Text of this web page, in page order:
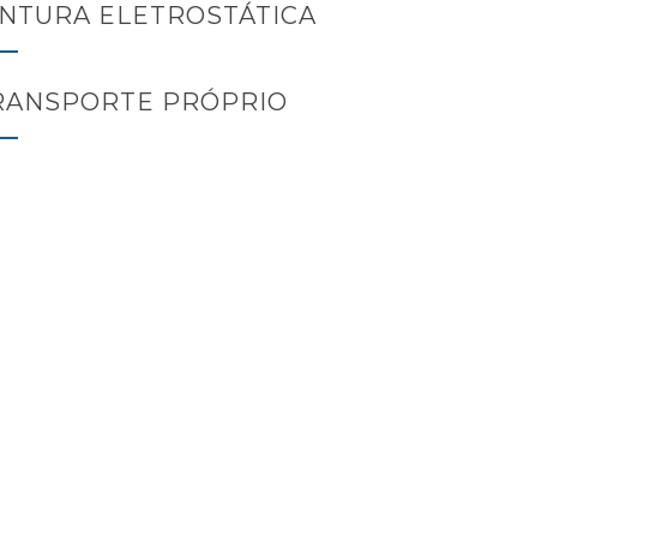
ELETROSTÁTICA
PRÓPRIO